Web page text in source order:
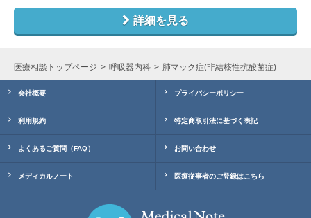
詳細を見る
医療相談トップページ 呼吸器内科 肺マック症(非結核性抗酸菌症)
会社概要 プライバシーポリシー
利用規約 特定商取引法に基づく表記
よくあるご質問（FAQ） お問い合わせ
メディカルノート 医療従事者のご登録はこちら